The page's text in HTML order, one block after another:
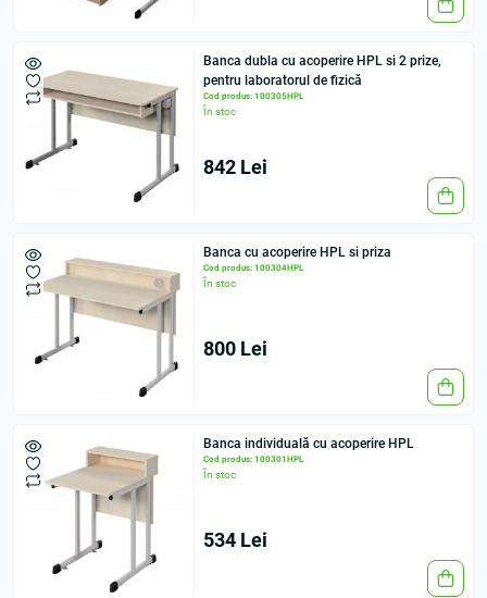
Banca dubla cu acoperire HPL si 2 prize,
pentru laboratorul de fizică
Cod produs: 100305HPL
În stoc
842 Lei
Banca cu acoperire HPL si priza
Cod produs: 100304HPL
În stoc
800 Lei
Banca individuală cu acoperire HPL
Cod produs: 100301HPL
În stoc
534 Lei